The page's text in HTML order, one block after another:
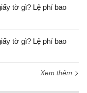
tờ gì? Lệ phí bao
tờ gì? Lệ phí bao
Xem thêm